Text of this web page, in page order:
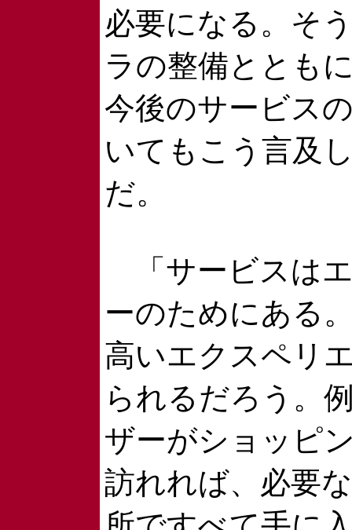
必要になる。そ
ラの整備ととも
今後のサービス
いてもこう言及
だ。
「サービスは
ーのためにある
高いエクスペリ
られるだろう。
ザーがショッピ
訪れれば、必要